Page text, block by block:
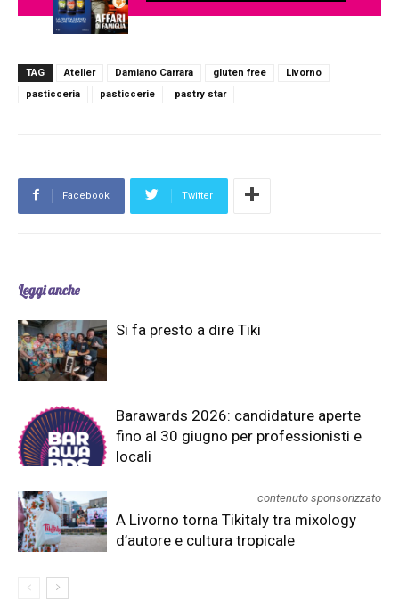
TAG Atelier Damiano Carrara gluten free
Livorno
pasticceria
pasticcerie pastry star
Facebook Twitter
Leggi anche
Si fa presto a dire Tiki
Barawards 2026: candidature aperte
fino al 30 giugno per professionisti e
locali
contenuto sponsorizzato
A Livorno torna Tikitaly tra mixology
d’autore e cultura tropicale